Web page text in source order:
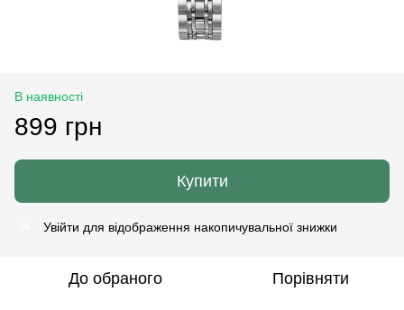
В наявності
899 грн
Купити
Увійти для відображення накопичувальної знижки
До обраного Порівняти